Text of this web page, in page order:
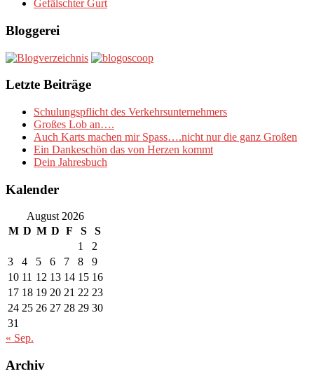
Gefälschter Gurt
Bloggerei
Letzte Beiträge
Schulungspflicht des Verkehrsunternehmers
Großes Lob an….
Auch Karts machen mir Spass….nicht nur die ganz Großen
Ein Dankeschön das von Herzen kommt
Dein Jahresbuch
Kalender
August 2026
M D M D F S
S
1
2
3
4 5 6 7 8
9
10 11 12 13 14 15 16
17 18 19 20 21 22 23
24 25 26 27 28 29 30
31
« Sep.
Archiv